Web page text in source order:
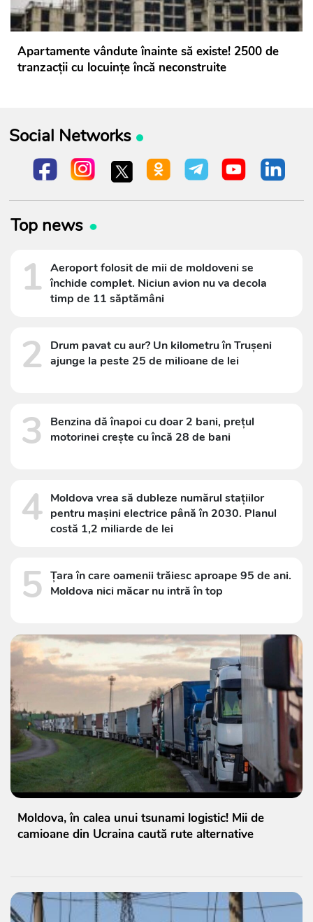
Apartamente vândute înainte să existe! 2500 de
tranzacții cu locuințe încă neconstruite
Social Networks
Top news
1 Aeroport folosit de mii de moldoveni se
închide complet. Niciun avion nu va decola
timp de 11 săptămâni
2
Drum pavat cu aur? Un kilometru în Trușeni
ajunge la peste 25 de milioane de lei
3
Benzina dă înapoi cu doar 2 bani, prețul
motorinei crește cu încă 28 de bani
4 Moldova vrea să dubleze numărul stațiilor
pentru mașini electrice până în 2030. Planul
costă 1,2 miliarde de lei
5 Țara în care oamenii trăiesc aproape 95 de ani.
Moldova nici măcar nu intră în top
Moldova, în calea unui tsunami logistic! Mii de
camioane din Ucraina caută rute alternative